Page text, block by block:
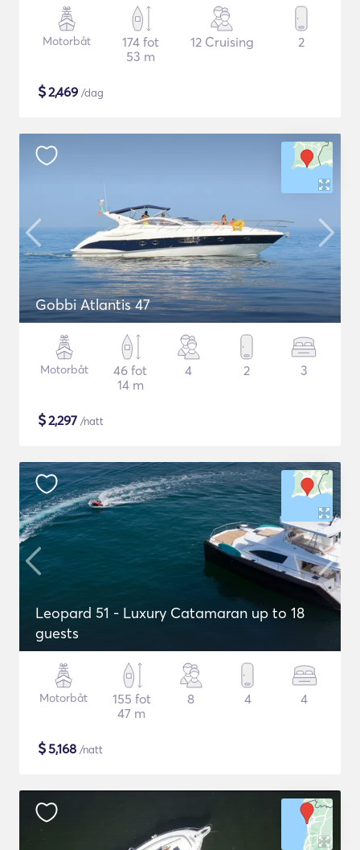
Motorbåt
174 fot
53 m
12 Cruising 2
$2,469 /dag
Gobbi Atlantis 47
Motorbåt
46 fot
14 m
4 2 3
$2,297 /natt
Leopard 51 - Luxury Catamaran up to 18
guests
Motorbåt
155 fot
47 m
8 4 4
$5,168 /natt